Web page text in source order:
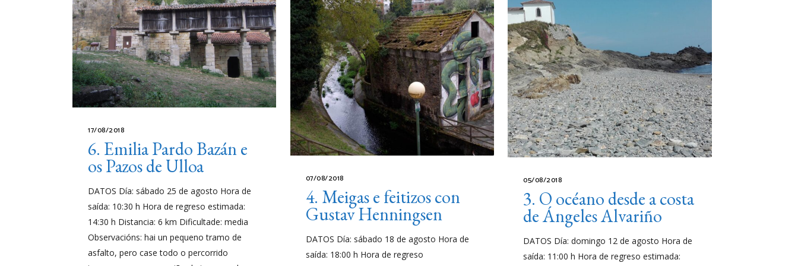
17/08/2018
6. Emilia Pardo Bazán e
os Pazos de Ulloa
DATOS Día: sábado 25 de agosto Hora de
saída: 10:30 h Hora de regreso estimada:
14:30 h Distancia: 6 km Dificultade: media
Observacións: hai un pequeno tramo de
asfalto, pero case todo o percorrido
07/08/2018
4. Meigas e feitizos con
Gustav Henningsen
DATOS Día: sábado 18 de agosto Hora de
saída: 18:00 h Hora de regreso
05/08/2018
3. O océano desde a costa
de Ángeles Alvariño
DATOS Día: domingo 12 de agosto Hora de
saída: 11:00 h Hora de regreso estimada: